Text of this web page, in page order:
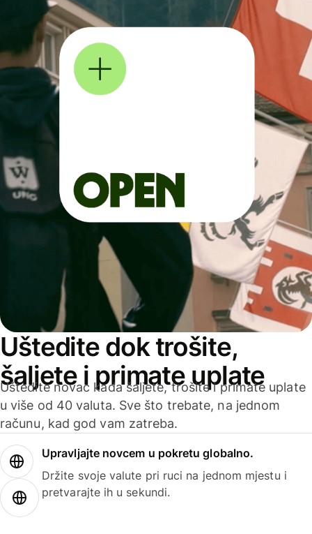
Uštedite dok trošite,
šaljete i primate uplate
Uštedite novac kada šaljete, trošite i primate uplate
u više od 40 valuta. Sve što trebate, na jednom
računu, kad god vam zatreba.
Upravljajte novcem u pokretu globalno.
Držite svoje valute pri ruci na jednom mjestu i
pretvarajte ih u sekundi.